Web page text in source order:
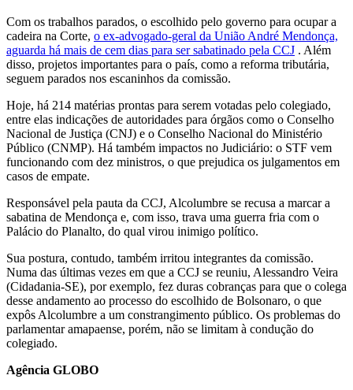
Com os trabalhos parados, o escolhido pelo governo para ocupar a
cadeira na Corte, o ex-advogado-geral da União André Mendonça,
aguarda há mais de cem dias para ser sabatinado pela CCJ . Além
disso, projetos importantes para o país, como a reforma tributária,
seguem parados nos escaninhos da comissão.
Hoje, há 214 matérias prontas para serem votadas pelo colegiado,
entre elas indicações de autoridades para órgãos como o Conselho
Nacional de Justiça (CNJ) e o Conselho Nacional do Ministério
Público (CNMP). Há também impactos no Judiciário: o STF vem
funcionando com dez ministros, o que prejudica os julgamentos em
casos de empate.
Responsável pela pauta da CCJ, Alcolumbre se recusa a marcar a
sabatina de Mendonça e, com isso, trava uma guerra fria com o
Palácio do Planalto, do qual virou inimigo político.
Sua postura, contudo, também irritou integrantes da comissão.
Numa das últimas vezes em que a CCJ se reuniu, Alessandro Veira
(Cidadania-SE), por exemplo, fez duras cobranças para que o colega
desse andamento ao processo do escolhido de Bolsonaro, o que
expôs Alcolumbre a um constrangimento público. Os problemas do
parlamentar amapaense, porém, não se limitam à condução do
colegiado.
Agência GLOBO